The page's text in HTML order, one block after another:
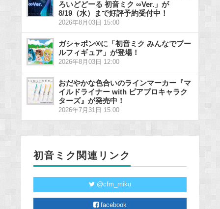
ろいどどーる 初音ミク ∞Ver.」が
8/19（水）まで好評予約受付中！
2026年8月03日 15:00
ガシャポン®に「初音ミク みんなでプー
ルフィギュア」が登場！
2026年8月03日 12:00
おだやかな色合いのラインマーカー『マ
イルドライナー with ピアプロキャラク
ターズ』が発売中！
2026年7月31日 15:00
初音ミク関連リンク
@cfm_miku
facebook